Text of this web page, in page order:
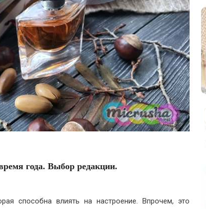
года. Выбор редакции.
способна влиять на настроение. Впрочем, это